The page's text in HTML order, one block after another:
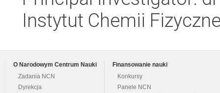
Instytut Chemii
O Narodowym Centrum Nauki
Zadania NCN
Dyrekcja
Finansowanie nauki
Konkursy
Panele NCN